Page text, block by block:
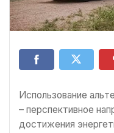
Использование
– перспективное
достижения